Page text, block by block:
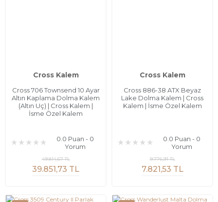
Cross Kalem
Cross 706 Townsend 10 Ayar
Altın Kaplama Dolma Kalem
(Altın Uç) | Cross Kalem |
İsme Özel Kalem
0.0 Puan - 0
Yorum
39.851,73 TL
49.814,67 TL
Cross Kalem
Cross 886-38 ATX Beyaz
Lake Dolma Kalem | Cross
Kalem | İsme Özel Kalem
0.0 Puan - 0
Yorum
7.821,53 TL
9.776,91 TL